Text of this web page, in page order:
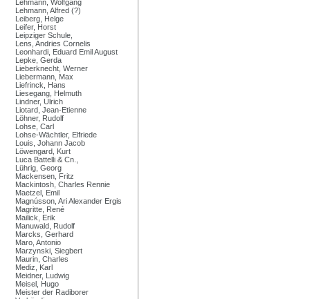
Lehmann, Wolfgang
Lehmann, Alfred (?)
Leiberg, Helge
Leifer, Horst
Leipziger Schule,
Lens, Andries Cornelis
Leonhardi, Eduard Emil August
Lepke, Gerda
Lieberknecht, Werner
Liebermann, Max
Liefrinck, Hans
Liesegang, Helmuth
Lindner, Ulrich
Liotard, Jean-Etienne
Löhner, Rudolf
Lohse, Carl
Lohse-Wächtler, Elfriede
Louis, Johann Jacob
Löwengard, Kurt
Luca Battelli & Cn.,
Lührig, Georg
Mackensen, Fritz
Mackintosh, Charles Rennie
Maetzel, Emil
Magnússon, Ari Alexander Ergis
Magritte, René
Mailick, Erik
Manuwald, Rudolf
Marcks, Gerhard
Maro, Antonio
Marzynski, Siegbert
Maurin, Charles
Mediz, Karl
Meidner, Ludwig
Meisel, Hugo
Meister der Radiborer